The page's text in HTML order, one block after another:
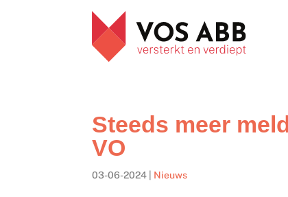
Steeds meer
VO
03-06-2024 Nieuws